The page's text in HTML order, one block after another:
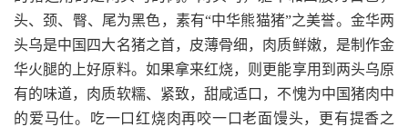
头、颈、臀、尾为黑色，素有“中华熊猫猪”之美誉。金华两
头乌是中国四大名猪之首，皮薄骨细，肉质鲜嫩，是制作金
华火腿的上好原料。如果拿来红烧，则更能享用到两头乌原
有的味道，肉质软糯、紧致，甜咸适口，不愧为中国猪肉中
的爱马仕。吃一口红烧肉再咬一口老面馒头，更有提香之